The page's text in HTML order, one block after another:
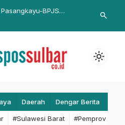
Kawasan Rebana
RSUD
search
light_mode
Daerah Dengar Berita
#Sulawesi Barat #Pemprov